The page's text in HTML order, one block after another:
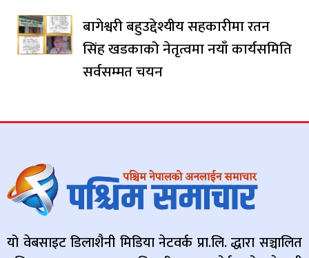
बागेश्वरी बहुउद्देश्यीय सहकारीमा रतन
सिंह खडकाको नेतृत्वमा नयाँ कार्यसमिति
सर्वसम्मत चयन
यो वेबसाइट डिलाशैनी मिडिया नेटवर्क प्रा.लि. द्धारा सञ्चालित